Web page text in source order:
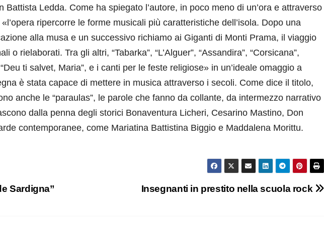
Battista Ledda. Come ha spiegato l’autore, in poco meno di un’ora e attraverso
ripercorre le forme musicali più caratteristiche dell’isola. Dopo una
alla musa e un successivo richiamo ai Giganti di Monti Prama, il viaggio
o rielaborati. Tra gli altri, “Tabarka”, “L’Alguer”, “Assandira”, “Corsicana”,
ti salvet, Maria”, e i canti per le feste religiose» in un’ideale omaggio a
è stata capace di mettere in musica attraverso i secoli. Come dice il titolo,
anche le “paraulas”, le parole che fanno da collante, da intermezzo narrativo
dalla penna degli storici Bonaventura Licheri, Cesarino Mastino, Don
contemporanee, come Mariatina Battistina Biggio e Maddalena Morittu.
Insegnanti in prestito nella scuola rock
Sardigna”